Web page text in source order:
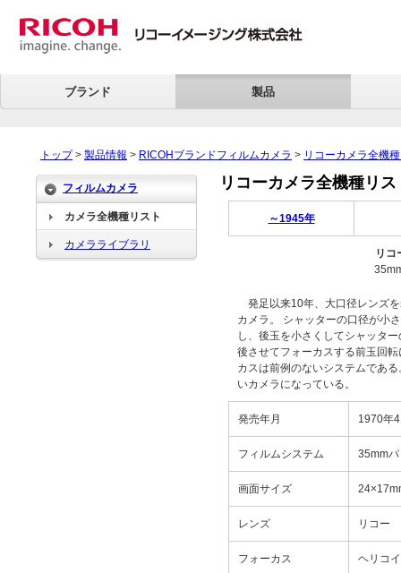
ブランド 製品
トップ > 製品情報 > RICOHブランドフィルムカメラ > リコーカメラ全機
リコーカメラ全機種リ
～1945年
リコ
発足以来10年、大口径レンズ
カメラ。 シャッターの口径が小
し、後玉を小さくしてシャッタ
後させてフォーカスする前玉回
カスは前例のないシステムであ
いカメラになっている。
発売年月 1970年
フィルムシステム 35mm
画面サイズ
レンズ リコ
フォーカス ヘリコ
フィルムカメラ
カメラ全機種リスト
カメラライブラリ